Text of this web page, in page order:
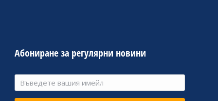
Абониране за регулярни новини